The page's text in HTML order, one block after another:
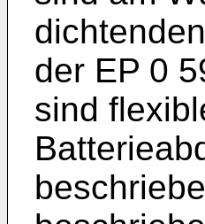
der EP 0
sind